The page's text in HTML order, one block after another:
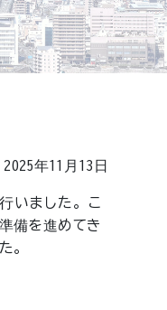
年11月13日
いました。こ
備を進めてき
。